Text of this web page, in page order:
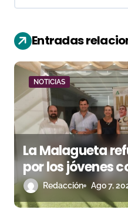
c
i
ó
n
d
e
e
n
t
Entradas
NOTICIAS
La Malagueta
por los jóvenes
un euro
Redacción Ago 7,